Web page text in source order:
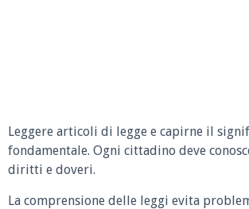
Leggere articoli di legge e capirne il
fondamentale. Ogni cittadino deve
diritti e doveri.
La comprensione delle leggi evita